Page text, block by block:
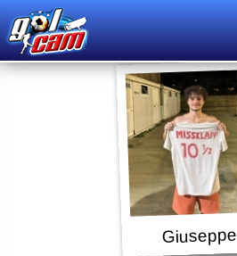
Giuseppe